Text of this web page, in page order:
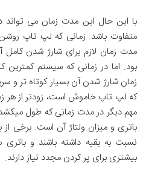
با این حال این مدت زمان می
متفاوت باشد. زمانی که لپ تاپ روشن
مدت زمان لازم برای شارژ شدن
بود. اما در زمانی که سیستم
زمان شارژ شدن آن بسیار کوتاه تر و
که لپ تاپ خاموش است، زودتر از هر
مهم دیگر در مدت زمانی که طول
باتری و میزان ولتاژ آن است. برخی از
نسبت به بقیه داشته باشند و باتری‌
بیشتری برای پر کردن مجدد نیاز دارند.